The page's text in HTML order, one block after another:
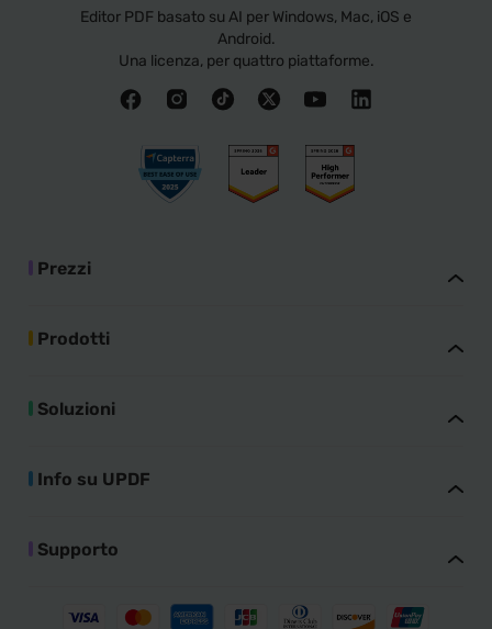
Editor PDF basato su AI per Windows, Mac, iOS e
Android.
Una licenza, per quattro piattaforme.
Prezzi
Prodotti
Soluzioni
Info su UPDF
Supporto